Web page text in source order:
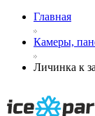
Главная
Камеры,
Личинка к